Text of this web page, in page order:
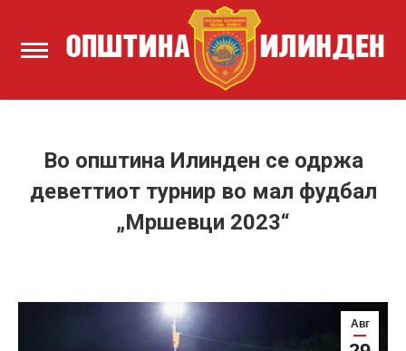
Во општина Илинден се одржа
деветтиот турнир во мал фудбал
„Мршевци 2023“
Авг